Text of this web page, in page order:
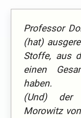
Professor
(hat)
Stoffe, aus
einen
haben.
(Und) der
Morowitz